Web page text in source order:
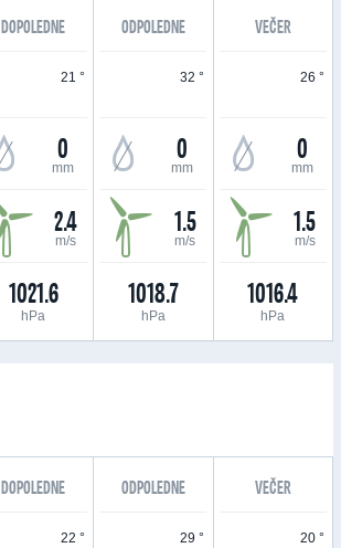
DOPOLEDNE ODPOLEDNE VEČER
21 °
0
mm
2.4
m/s
1021.6
hPa
32 °
0
mm
1.5
m/s
1018.7
hPa
26 °
0
mm
1.5
m/s
1016.4
hPa
DOPOLEDNE ODPOLEDNE VEČER
22 ° 29 ° 20 °